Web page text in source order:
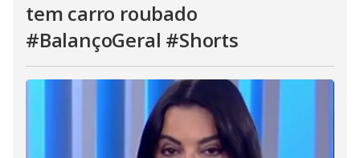
tem carro roubado
#BalançoGeral #Shorts